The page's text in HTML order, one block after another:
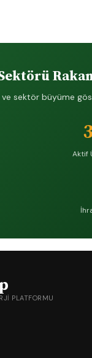
ve sektör büyüme
Aktif
PLATFORMU